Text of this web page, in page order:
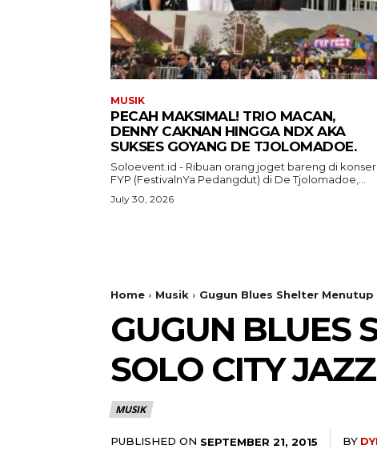
MUSIK
PECAH MAKSIMAL! TRIO MACAN,
DENNY CAKNAN HINGGA NDX AKA
SUKSES GOYANG DE TJOLOMADOE.
Soloevent.id - Ribuan orang joget bareng di konser
FYP (FestivalnYa Pedangdut) di De Tjolomadoe,...
July 30, 2026